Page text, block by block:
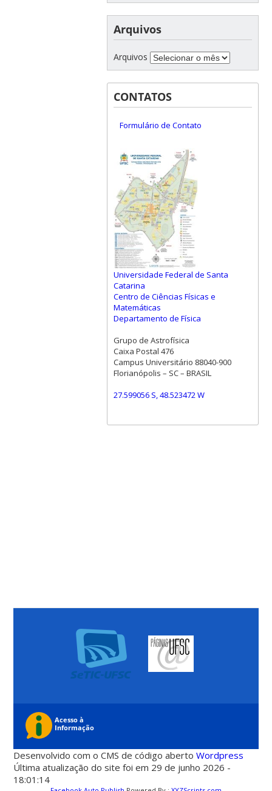
Arquivos
Arquivos
CONTATOS
Formulário de Contato
Universidade Federal de Santa
Catarina
Centro de Ciências Físicas e
Matemáticas
Departamento de Física
Grupo de Astrofísica
Caixa Postal 476
Campus Universitário 88040-900
Florianópolis – SC – BRASIL
27.599056 S, 48.523472 W
Desenvolvido com o CMS de código abertoWordpress
Última atualização do site foi em 29 de junho 2026 -
18:01:14